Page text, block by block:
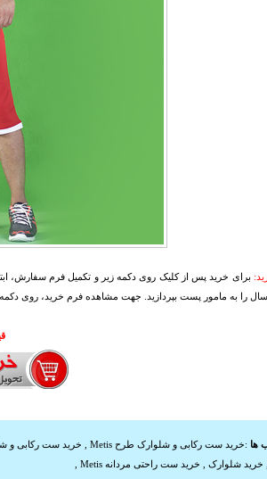
برای خرید پس از کلیک روی دکمه زیر و تکمیل فرم سفارش،
را به مامور پست بپردازید. جهت مشاهده فرم خرید، روی دکمه
ها :خرید ست رکابی و شلوارک طرح Metis خرید ست رکابی و
خرید شلوارک خرید ست راحتی مردانه Metis